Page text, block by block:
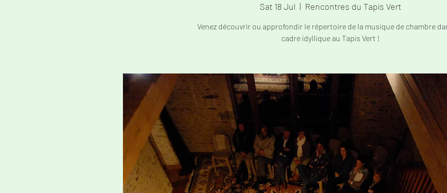
Sat 18 Jul
  |
Rencontres du Tapis Vert
Venez découvrir ou approfondir le répertoire de la musique de chambre
cadre idyllique au Tapis Vert !